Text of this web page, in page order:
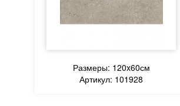
Размеры: 120x60см
Артикул: 101928